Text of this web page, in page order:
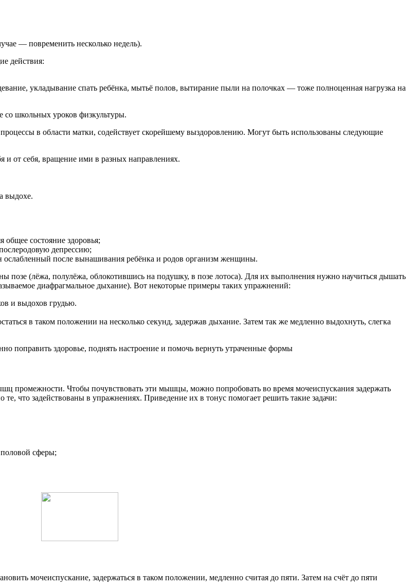
— повременить несколько недель).
действия:
укладывание спать ребёнка, мытьё полов, вытирание пыли на полочках — тоже полноценная нагрузка на
со школьных уроков физкультуры.
в области матки, содействует скорейшему выздоровлению. Могут быть использованы следующие
и от себя, вращение ими в разных направлениях.
выдохе.
общее состояние здоровья;
депрессию;
после вынашивания ребёнка и родов организм женщины.
позе (лёжа, полулёжа, облокотившись на подушку, в позе лотоса). Для их выполнения нужно научиться дышать
диафрагмальное дыхание). Вот некоторые примеры таких упражнений:
и выдохов грудью.
в таком положении на несколько секунд, задержав дыхание. Затем так же медленно выдохнуть, слегка
поправить здоровье, поднять настроение и помочь вернуть утраченные формы
промежности. Чтобы почувствовать эти мышцы, можно попробовать во время мочеиспускания задержать
что задействованы в упражнениях. Приведение их в тонус помогает решить такие задачи:
сферы;
мочеиспускание, задержаться в таком положении, медленно считая до пяти. Затем на счёт до пяти